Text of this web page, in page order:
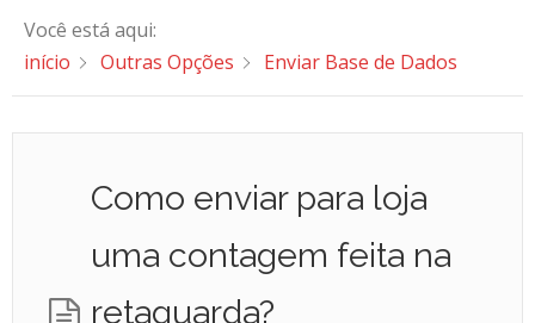
Você está aqui:
início
Outras Opções Enviar Base de Dados
Como enviar para loja
uma contagem feita na
retaguarda?